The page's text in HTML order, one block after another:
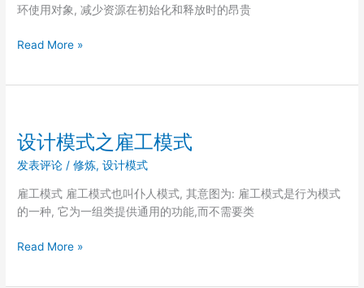
环使用对象, 减少资源在初始化和释放时的昂贵
设
对
象
池
模
式
Read More »
设计模式之雇工模式
发表评论 /修炼,设计模式
雇工模式 雇工模式也叫仆人模式, 其意图为: 雇工模式是行为模式
的一种, 它为一组类提供通用的功能,而不需要类
设
Read More »